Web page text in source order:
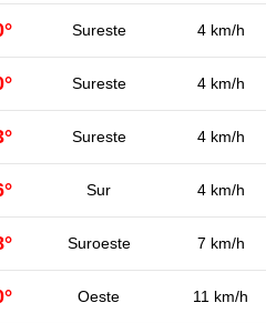
Sureste 4 km/h
Sureste 4 km/h
Sureste 4 km/h
Sur 4 km/h
Suroeste 7 km/h
Oeste 11 km/h